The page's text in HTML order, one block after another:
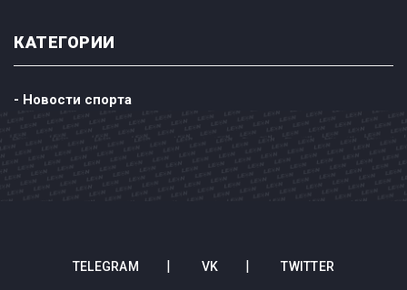
КАТЕГОРИИ
- Новости спорта
TELEGRAM VK TWITTER